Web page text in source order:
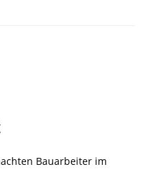
Bauarbeiter im